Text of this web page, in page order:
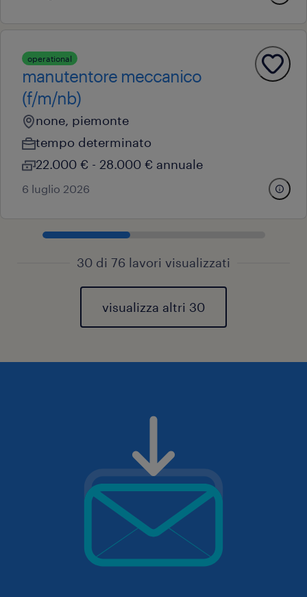
operational
manutentore meccanico
(f/m/nb)
none, piemonte
tempo determinato
22.000 € - 28.000 € annuale
6 luglio 2026
30 di 76 lavori visualizzati
visualizza altri 30